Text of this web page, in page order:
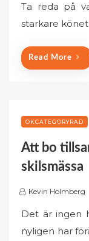
Ta reda på
starkare
Read More
OKCATEGORYRAD
Att bo
skilsmässa
Kevin Holmberg
Det är ingen
nyligen har